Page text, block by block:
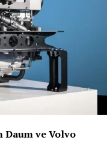
Daum ve Volvo